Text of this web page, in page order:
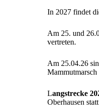
In 2027 findet
Am 25. und
vertreten.
Am 25.04.26
Mammutmarsch
Langstrecke
Oberhausen statt